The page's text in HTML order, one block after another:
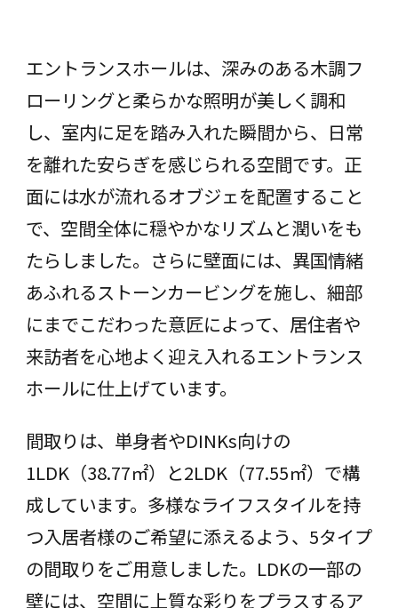
エントランスホールは、深みのある木調フ
ローリングと柔らかな照明が美しく調和
し、室内に足を踏み入れた瞬間から、日常
を離れた安らぎを感じられる空間です。正
面には水が流れるオブジェを配置すること
で、空間全体に穏やかなリズムと潤いをも
たらしました。さらに壁面には、異国情緒
あふれるストーンカービングを施し、細部
にまでこだわった意匠によって、居住者や
来訪者を心地よく迎え入れるエントランス
ホールに仕上げています。
間取りは、単身者やDINKs向けの
1LDK（38.77㎡）と2LDK（77.55㎡）で構
成しています。多様なライフスタイルを持
つ入居者様のご希望に添えるよう、5タイプ
の間取りをご用意しました。LDKの一部の
壁には、空間に上質な彩りをプラスするア